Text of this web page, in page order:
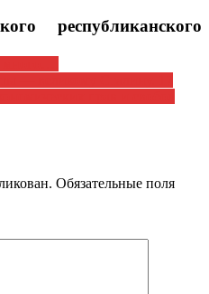
республиканского
Обязательные поля